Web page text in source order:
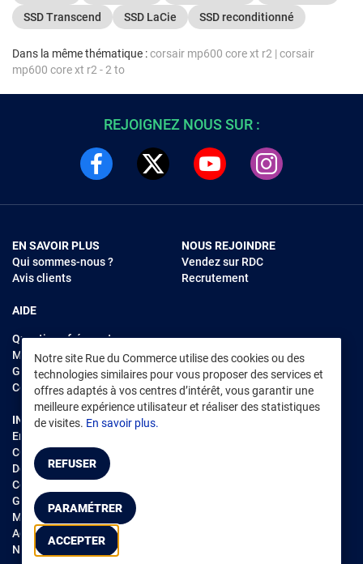
SSD Transcend
SSD LaCie SSD reconditionné
Dans la même thématique :corsair mp600 core xt r2 | corsair
mp600 core xt r2 - 2 to
Notre site Rue du Commerce utilise des cookies ou des
technologies similaires pour vous proposer des services et
offres adaptés à vos centres d’intérêt, vous garantir une
meilleure expérience utilisateur et réaliser des statistiques
de visites. En savoir plus.
REFUSER
PARAMÉTRER
ACCEPTER
REJOIGNEZ NOUS SUR :
EN SAVOIR PLUS
Qui sommes-nous ?
Avis clients
AIDE
Questions fréquentes
Modes de règlements
Garantie et retours
Contacter Rue du Commerce
NOUS REJOINDRE
Vendez sur RDC
Recrutement
INFORMATIONS LÉGALES
Environnement
CGV /CGU Marketplace
Données personnelles
Cookies
Gérer mes cookies
Mentions légales
Accessibilité : non conforme
Notice d'accessibilité